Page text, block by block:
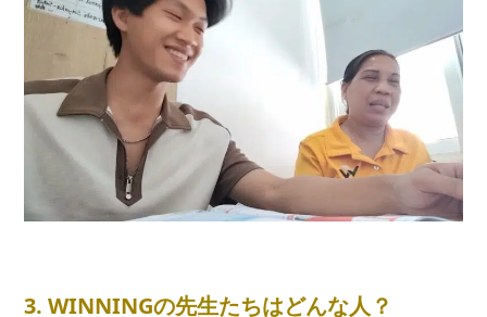
3. WINNINGの先生たちはどんな人？